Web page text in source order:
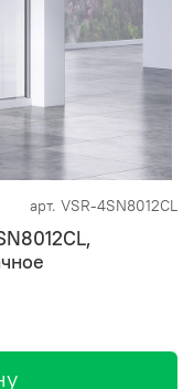
арт. VSR-4SN8012CL